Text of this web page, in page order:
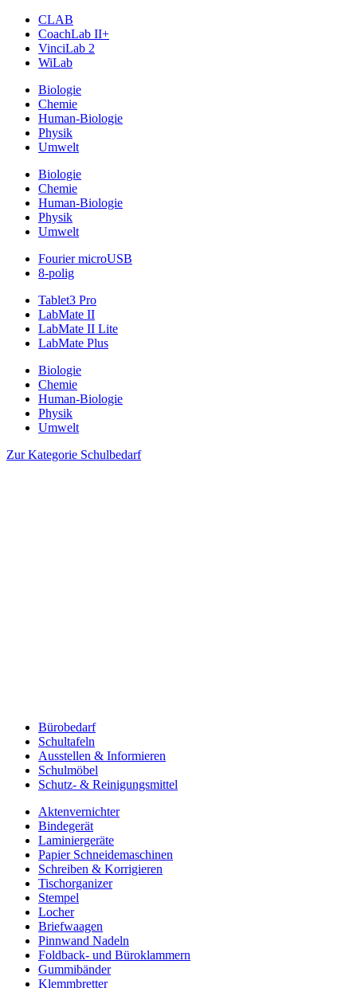
CLAB
CoachLab II+
VinciLab 2
WiLab
Biologie
Chemie
Human-Biologie
Physik
Umwelt
Biologie
Chemie
Human-Biologie
Physik
Umwelt
Fourier microUSB
8-polig
Tablet3 Pro
LabMate II
LabMate II Lite
LabMate Plus
Biologie
Chemie
Human-Biologie
Physik
Umwelt
Zur Kategorie Schulbedarf
Bürobedarf
Schultafeln
Ausstellen & Informieren
Schulmöbel
Schutz- & Reinigungsmittel
Aktenvernichter
Bindegerät
Laminiergeräte
Papier Schneidemaschinen
Schreiben & Korrigieren
Tischorganizer
Stempel
Locher
Briefwaagen
Pinnwand Nadeln
Foldback- und Büroklammern
Gummibänder
Klemmbretter